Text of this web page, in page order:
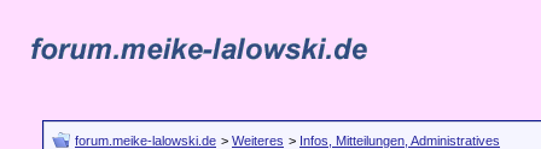
forum.meike-lalowski.de > Weiteres > Infos, Mitteilungen, Administratives